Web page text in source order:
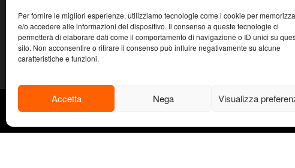
Per fornire le migliori esperienze, utilizziamo tecnologie come i cookie per
e/o accedere alle informazioni del dispositivo. Il consenso a queste tecnologie ci
permetterà di elaborare dati come il comportamento di navigazione o ID unici su
sito. Non acconsentire o ritirare il consenso può influire negativamente su alcune
caratteristiche e funzioni.
Accetta Nega Visualizza
Lavora con noi
Contatti